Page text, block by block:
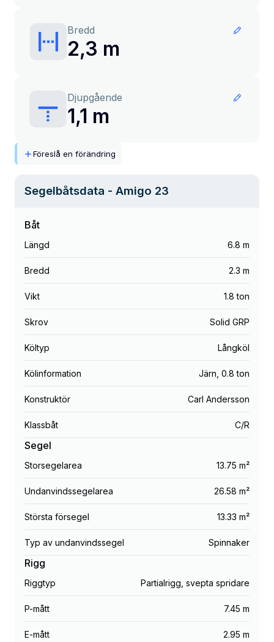
Bredd
2,3 m
Djupgående
1,1 m
Föreslå en förändring
Segelbåtsdata - Amigo 23
Båt
Längd 6.8 m
Bredd 2.3 m
Vikt 1.8 ton
Skrov Solid GRP
Költyp Långköl
Kölinformation Järn 0.8 ton
Konstruktör Carl Andersson
Klassbåt C/R
Segel
Storsegelarea 13.75 m²
Undanvindssegelarea 26.58 m²
Största försegel 13.33 m²
Typ av undanvindssegel Spinnaker
Rigg
Riggtyp Partialrigg, svepta spridare
P-mått 7.45 m
E-mått 2.95 m